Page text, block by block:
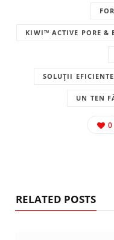
KIWI™ ACTIVE PORE &
SOLUȚII
UN TEN
0
RELATED POSTS